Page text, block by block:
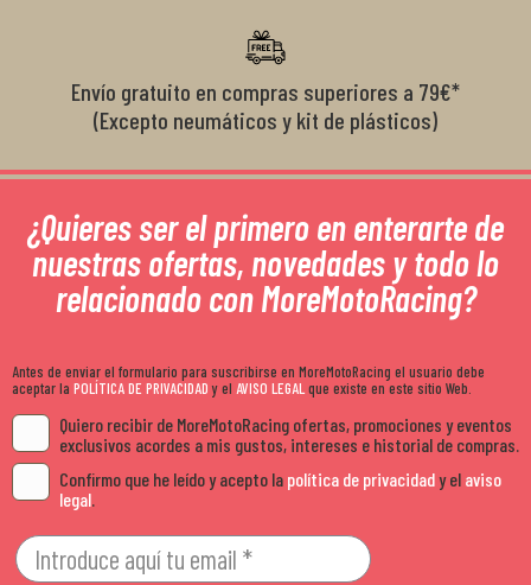
Envío gratuito en compras superiores a 79€*
(Excepto neumáticos y kit de plásticos)
¿Quieres ser el primero en enterarte de
nuestras ofertas, novedades y todo lo
relacionado con MoreMotoRacing?
Antes de enviar el formulario para suscribirse en MoreMotoRacing el usuario debe
aceptar la POLÍTICA DE PRIVACIDADy el AVISO LEGALque existe en este sitio Web.
Quiero recibir de MoreMotoRacing ofertas, promociones y eventos
exclusivos acordes a mis gustos, intereses e historial de compras.
Confirmo que he leído y acepto la política de privacidady el aviso
legal.